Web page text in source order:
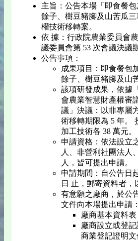
主旨：公告本場「即食餐
餘子、樹豆豬腳及山苦瓜
權技術移轉案。
依 據：行政院農業委員會
議委員會第 53 次會議決議
公告事項：
成果項目：即食餐包
餘子、樹豆豬腳及山
該項研發成果，依據
會農業智慧財產權審
議」決議：以非專屬
術移轉期限為 5 年。
加工技術各 38 萬元。
申請資格：依法設立
人、非營利社團法人
人，皆可提出申請。
申請期間：自公告日
日 止，郵寄資料者，
有意願之廠商，於公
文件向本場提出申請：
廠商基本資料
廠商設立或登記
商業登記證明文